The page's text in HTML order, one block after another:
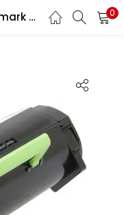
Toner Laser Compatible Lexmark Ms310 0
Recherche
REGISTRE